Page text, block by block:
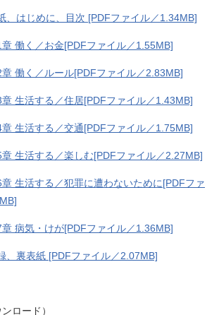
はじめに、目次 [PDFファイル／1.34MB]
働く／お金[PDFファイル／1.55MB]
働く／ルール[PDFファイル／2.83MB]
生活する／住居[PDFファイル／1.43MB]
生活する／交通[PDFファイル／1.75MB]
生活する／楽しむ[PDFファイル／2.27MB]
生活する／犯罪に遭わないために[PDFファ
病気・けが[PDFファイル／1.36MB]
裏表紙 [PDFファイル／2.07MB]
ロード）